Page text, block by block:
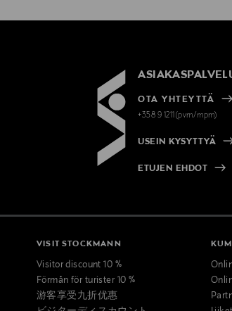
OTA YHTEYTTÄ
+358 9 1211(pvm/mpm)
USEIN KYSYTTYÄ
ETUJEN EHDOT
VISIT STOCKMANN
Visitor discount 10 %
Förmån för turister 10 %
游客享受九折优惠